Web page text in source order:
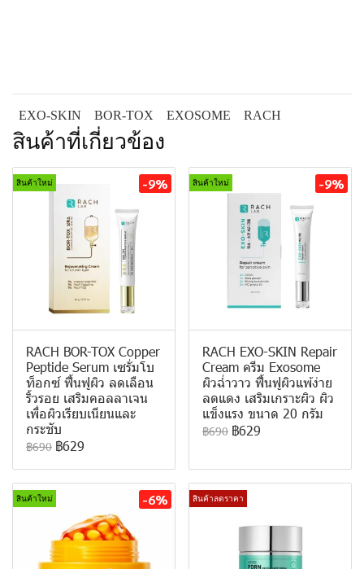
EXO-SKIN BOR-TOX EXOSOME RACH
สินค้าที่เกี่ยวข้อง
สินค้าใหม่ -9%
RACH BOR-TOX Copper
Peptide Serum เซรั่มโบ
ท็อกซ์ ฟื้นฟูผิว ลดเลือน
ริ้วรอย เสริมคอลลาเจน
เพื่อผิวเรียบเนียนและ
กระชับ
฿690 ฿629
สินค้าใหม่ -9%
RACH EXO-SKIN Repair
Cream ครีม Exosome
ผิวฉ่ำวาว ฟื้นฟูผิวแพ้ง่าย
ลดแดง เสริมเกราะผิว ผิว
แข็งแรง ขนาด 20 กรัม
฿690 ฿629
สินค้าใหม่ -6% สินค้าลดราคา